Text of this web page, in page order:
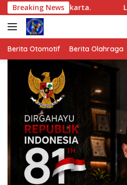
Langsung
ke
konten
Breaking NewsLinmas Pondok
Berita Otomotif Berita Olahraga